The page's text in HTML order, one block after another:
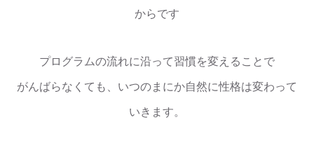
からです
プログラムの流れに沿って習慣を変えることで
がんばらなくても、いつのまにか自然に性格は変わって
いきます。